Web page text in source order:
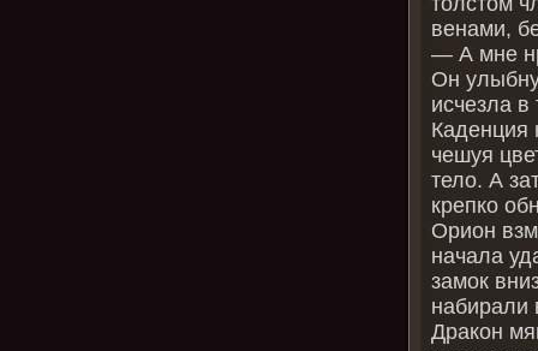
венами,
— А мне
Он
исчезла в
Каденция
чешуя
тело. А
крепко
Орион
начала
замок
набирали
Дракон